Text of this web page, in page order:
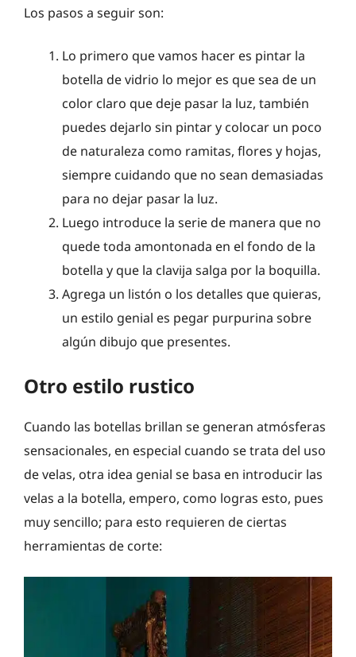
Los pasos a seguir son:
Lo primero que vamos hacer es pintar la
botella de vidrio lo mejor es que sea de un
color claro que deje pasar la luz, también
puedes dejarlo sin pintar y colocar un poco
de naturaleza como ramitas, flores y hojas,
siempre cuidando que no sean demasiadas
para no dejar pasar la luz.
Luego introduce la serie de manera que no
quede toda amontonada en el fondo de la
botella y que la clavija salga por la boquilla.
Agrega un listón o los detalles que quieras,
un estilo genial es pegar purpurina sobre
algún dibujo que presentes.
Otro estilo rustico
Cuando las botellas brillan se generan atmósferas
sensacionales, en especial cuando se trata del uso
de velas, otra idea genial se basa en introducir las
velas a la botella, empero, como logras esto, pues
muy sencillo; para esto requieren de ciertas
herramientas de corte: